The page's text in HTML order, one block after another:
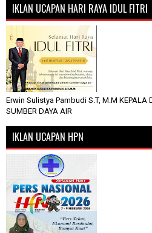
IKLAN UCAPAN HARI RAYA IDUL FITRI
Erwin Sulistya Pambudi S.T, M.M KEPALA
SUMBER DAYA AIR
IKLAN UCAPAN HPN